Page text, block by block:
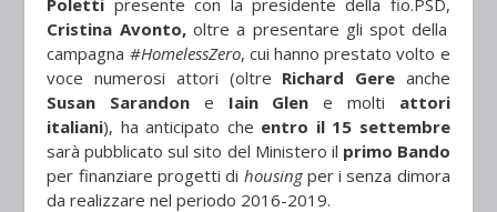
Cristina Avonto, oltre a presentare gli spot della
campagna #HomelessZero, cui hanno prestato volto e
voce numerosi attori (oltre Richard Gereanche
Susan Sarandon e Iain Glen e molti attori
italiani), ha anticipato che entro il 15 settembre
sarà pubblicato sul sito del Ministero il primo Bando
per finanziare progetti di housingper i senza dimora
da realizzare nel periodo 2016-2019.